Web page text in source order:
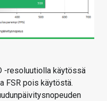
-resoluutiolla käytössä
FSR pois käytöstä.